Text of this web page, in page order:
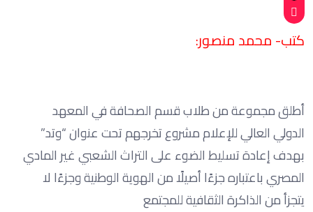
كتب- محمد منصور:
أطلق مجموعة من طلاب قسم الصحافة في المعهد
الدولي العالي للإعلام مشروع تخرجهم تحت عنوان “وتد”
بهدف إعادة تسليط الضوء على التراث الشعبي غير المادي
المصري باعتباره جزءًا أصيلًا من الهوية الوطنية وجزءًا لا
يتجزأ من الذاكرة الثقافية للمجتمع